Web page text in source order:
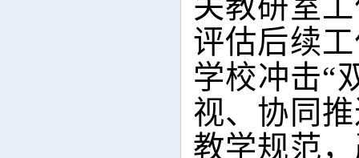
关教研室
评估后续
学校冲击“
视、协同
教学规范